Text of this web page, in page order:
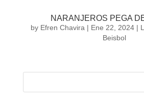
NARANJEROS PEGA
by Efren Chavira | Ene 22, 2024 |
Beisbol